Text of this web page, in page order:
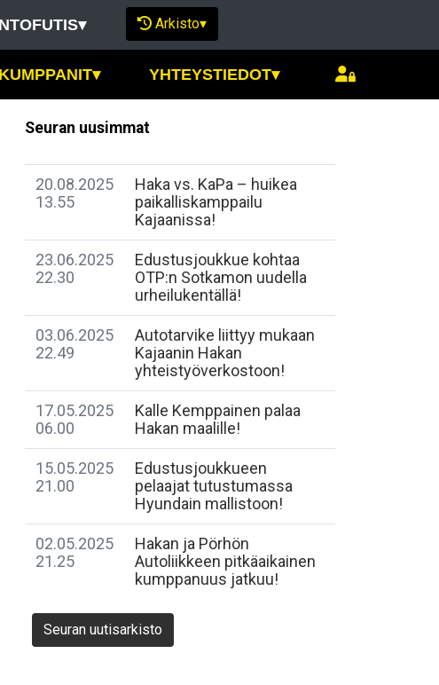
▾ Arkisto▾
▾ YHTEYSTIEDOT▾
Seuran uusimmat
20.08.2025
13.55
Haka vs. KaPa – huikea
paikalliskamppailu
Kajaanissa!
23.06.2025
22.30
Edustusjoukkue kohtaa
OTP:n Sotkamon uudella
urheilukentällä!
03.06.2025
22.49
Autotarvike liittyy mukaan
Kajaanin Hakan
yhteistyöverkostoon!
17.05.2025
06.00
Kalle Kemppainen palaa
Hakan maalille!
15.05.2025
21.00
Edustusjoukkueen
pelaajat tutustumassa
Hyundain mallistoon!
02.05.2025
21.25
Hakan ja Pörhön
Autoliikkeen pitkäaikainen
kumppanuus jatkuu!
Seuran uutisarkisto